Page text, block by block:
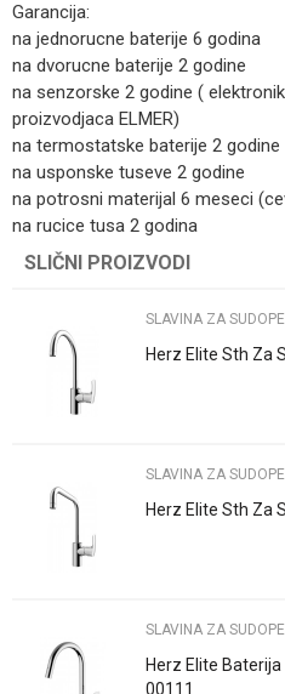
Garancija:
na jednorucne baterije 6 godina
na dvorucne baterije 2 godine
na senzorske 2 godine (
proizvodjaca ELMER)
na termostatske baterije 2 godine
na usponske tuseve 2 godine
na potrosni materijal 6 meseci
na rucice tusa 2 godina
Ime/Nadimak
Email
Kategorija
Način ugradnje/Tip
SLIČNI PROIZVODI
SLAVINA ZA
Herz Elite Sth Za
SLAVINA ZA
Herz Elite Sth Za
SLAVINA ZA
Herz Elite
00111